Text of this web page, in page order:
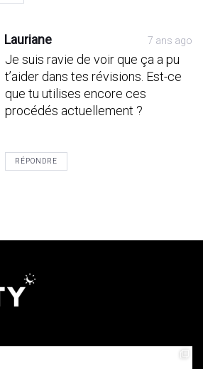
Lauriane 7 ans ago
Je suis ravie de voir que ça a pu
t’aider dans tes révisions. Est-ce
que tu utilises encore ces
procédés actuellement ?
RÉPONDRE